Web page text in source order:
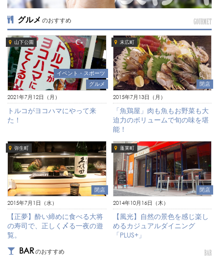
グルメ のおすすめ GOURMET
山下公園
イベント・スポーツ
グルメ
2021年7月12日（月）
トルコがヨコハマにやって来
た！
末広町
閉店
2015年7月13日（月）
「魚鶏屋」肉も魚もお野菜も大
迫力のボリュームで旬の味を堪
能！
弥生町
閉店
2015年7月1日（水）
【正夢】酔い締めに食べる大将
の寿司で、正しく〆る一夜の遊
覧。
蓬莱町
閉店
2014年10月16日（木）
【風光】自然の景色を感じ楽し
めるカジュアルダイニング
「PLUS+」
BARのおすすめ BAR